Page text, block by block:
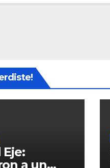
a un